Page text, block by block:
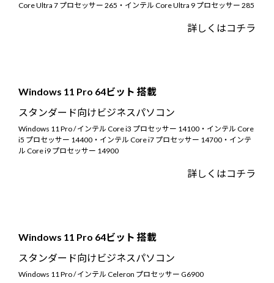
Core Ultra 7 プロセッサー 265・インテル Core Ultra 9 プロセッサー 285
詳しくはコチラ
Windows 11 Pro 64ビット 搭載
スタンダード向けビジネスパソコン
Windows 11 Pro / インテル Core i3 プロセッサー 14100・インテル Core
i5 プロセッサー 14400・インテル Core i7 プロセッサー 14700・インテ
ル Core i9 プロセッサー 14900
詳しくはコチラ
Windows 11 Pro 64ビット 搭載
スタンダード向けビジネスパソコン
Windows 11 Pro / インテル Celeron プロセッサー G6900